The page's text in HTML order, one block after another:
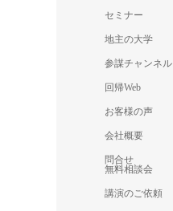
セミナー
地主の大学
参謀チャンネル
回帰Web
お客様の声
会社概要
問合せ
無料相談会
講演のご依頼